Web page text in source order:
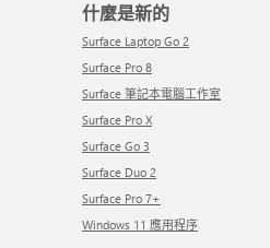
什麼是新的
Surface Laptop Go 2
Surface Pro 8
Surface 筆記本電腦工作室
Surface Pro X
Surface Go 3
Surface Duo 2
Surface Pro 7+
Windows 11 應用程序